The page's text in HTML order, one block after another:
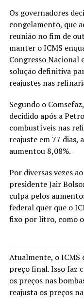
Os governadores
congelamento, que
reunião no fim de
manter o ICMS
Congresso Nacional
solução definitiva
reajustes nas
Segundo o
decidido após a
combustíveis nas
reajuste em 77 dias,
aumentou 8,08%.
Por diversas vezes
presidente Jair
culpa pelos
federal quer que o
fixo por litro, como
Atualmente, o ICMS
preço final. Isso faz
os preços nas
reajusta os preços